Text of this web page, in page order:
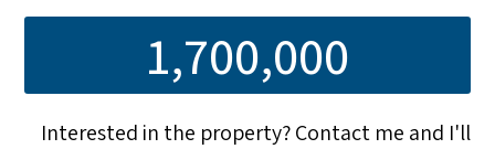
1,700,000
Interested in the property? Contact me and I'll